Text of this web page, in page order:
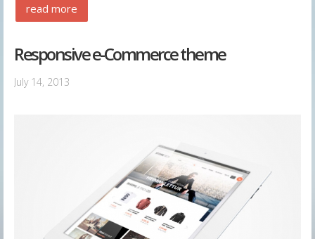
read more
Responsive e-Commerce theme
July 14, 2013